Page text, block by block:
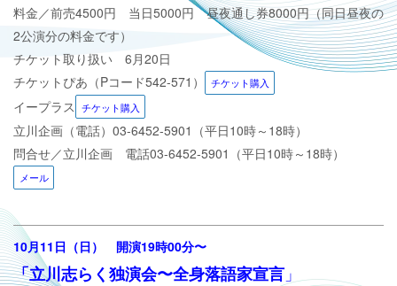
料金／前売4500円 当日5000円 昼夜通し券8000円（同日昼夜の
2公演分の料金です）
チケット取り扱い 6月20日
チケットぴあ（Pコード542-571）
チケット購入
イープラス チケット購入
立川企画（電話） 03-6452-5901（平日10時～18時）
問合せ／立川企画 電話03-6452-5901（平日10時～18時）
メール
10月11日（日） 開演19時00分〜
「立川志らく独演会〜全身落語家宣言 」